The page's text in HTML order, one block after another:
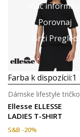
Viac informácií
Porovnaj
Brzi Pregled
Farba k dispozícii:1
Ellesse ELLESSE
LADIES T-SHIRT
Dámske lifestyle tričko
S&B -20%